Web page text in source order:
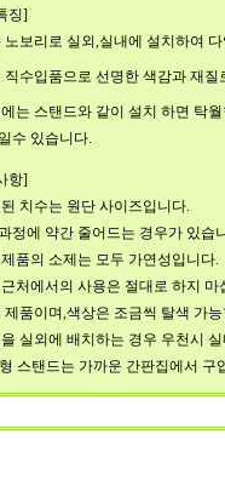
징]
노보리로 실외,실내에 설치하여
직수입품으로 선명한 색감과 재
는 스탠드와 같이 설치 하면 탁
수 있습니다.
항]
치수는 원단 사이즈입니다.
정에 약간 줄어드는 경우가 있습
품의 소제는 모두 가연성입니다.
처에서의 사용은 절대로 하지 마
제품이며,색상은 조금씩 탈색 가능
실외에 배치하는 경우 우천시
스탠드는 가까운 간판집에서 구